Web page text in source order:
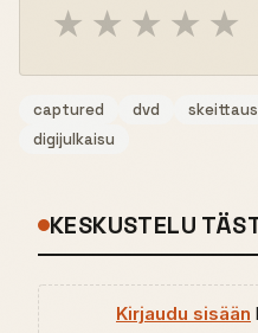
★ ★ ★ ★ ★
captured dvd skeittaus
digijulkaisu
KESKUSTELU
Kirjaudu sisään